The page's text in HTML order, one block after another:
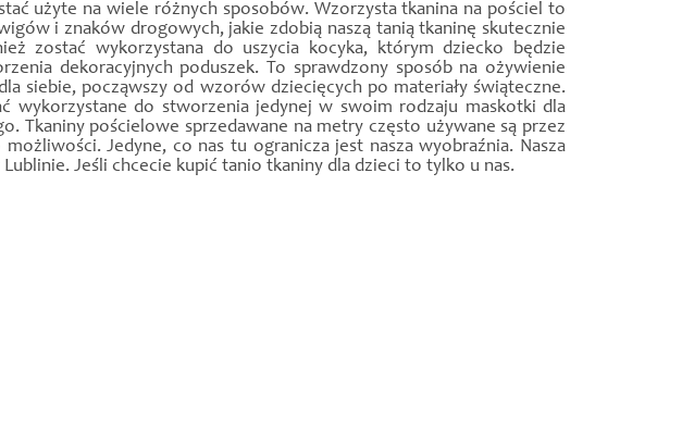
użyte na wiele różnych sposobów. Wzorzysta tkanina na pościel to
i znaków drogowych, jakie zdobią naszą tanią tkaninę skutecznie
zostać wykorzystana do uszycia kocyka, którym dziecko będzie
dekoracyjnych poduszek. To sprawdzony sposób na ożywienie
siebie, począwszy od wzorów dziecięcych po materiały świąteczne.
wykorzystane do stworzenia jedynej w swoim rodzaju maskotki dla
Tkaniny pościelowe sprzedawane na metry często używane są przez
możliwości. Jedyne, co nas tu ogranicza jest nasza wyobraźnia. Nasza
Jeśli chcecie kupić tanio tkaniny dla dzieci to tylko u nas.